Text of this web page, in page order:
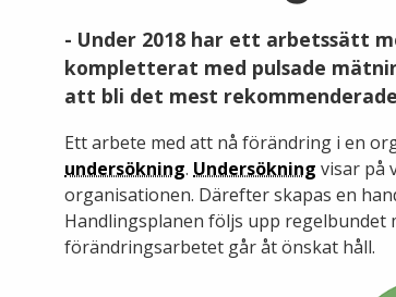
- Under 2018 har ett arbetssätt
kompletterat med pulsade
att bli det mest
Ett arbete med att nå förändring i en
undersökning. Undersökning visar på
organisationen. Därefter skapas en
Handlingsplanen följs upp regelbundet
förändringsarbetet går åt önskat håll.